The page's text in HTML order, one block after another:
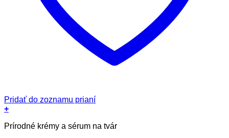
Pridať do zoznamu prianí
+
Prírodné krémy a sérum na tvár